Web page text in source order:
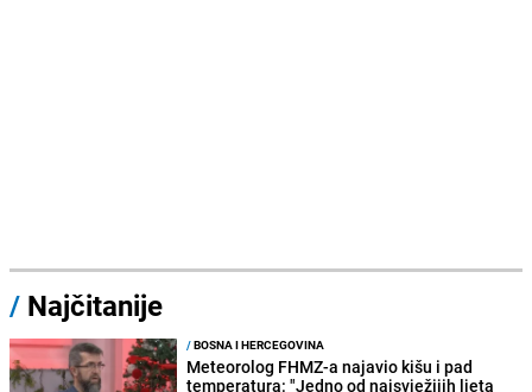
/ Najčitanije
/BOSNA I HERCEGOVINA
Meteorolog FHMZ-a najavio kišu i pad
temperatura: "Jedno od najsvježijih ljeta